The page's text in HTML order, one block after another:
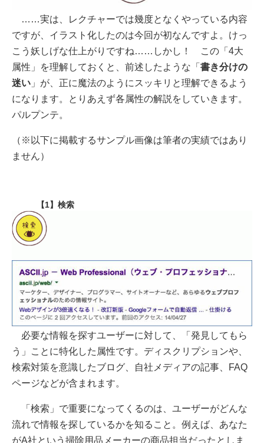
……実は、レクチャーでは幾度となくやっている内容
ですが、イラスト化したのは今回が初なんですよ。けっ
こう妖しげな仕上がりですね……しかし！ この「4大
属性」を理解しておくと、前述したような「 書き分けの
迷い 」が、正に魔法のようにスッキリと理解できるよう
になります。とりあえず各属性の解説をしていきます。
パルプンテ。
（※以下に掲載するサンプル画像は筆者の実績ではあり
ません）
【1】検索
必要な情報を探すユーザーに対して、「発見してもら
う」ことに特化した属性です。ディスクリプションや、
検索対策を意識したブログ、自社メディアの記事、FAQ
ページなどが含まれます。
「検索」で重要になってくるのは、ユーザーがどんな
流れで情報を探しているかを知ること。例えば、あなた
がA社という掃除用品メーカーの商品担当だったとしま